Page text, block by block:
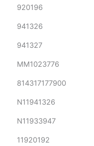
920196
941326
941327
MM1023776
814317177900
N11941326
N11933947
11920192